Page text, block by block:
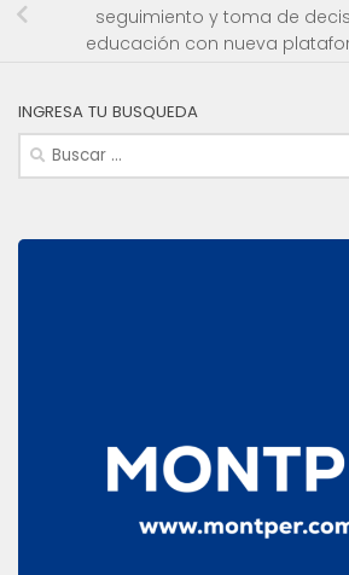
seguimiento y toma de
educación con nueva
INGRESA TU BUSQUEDA
Buscar: